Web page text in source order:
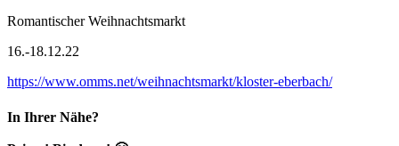
Romantischer Weihnachtsmarkt
16.-18.12.22
https://www.omms.net/weihnachtsmarkt/kloster-eberbach/
In Ihrer Nähe?